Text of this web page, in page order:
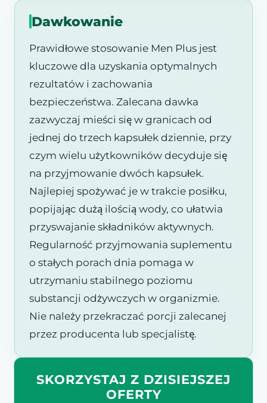
Dawkowanie
Prawidłowe stosowanie Men Plus jest
kluczowe dla uzyskania optymalnych
rezultatów i zachowania
bezpieczeństwa. Zalecana dawka
zazwyczaj mieści się w granicach od
jednej do trzech kapsułek dziennie, przy
czym wielu użytkowników decyduje się
na przyjmowanie dwóch kapsułek.
Najlepiej spożywać je w trakcie posiłku,
popijając dużą ilością wody, co ułatwia
przyswajanie składników aktywnych.
Regularność przyjmowania suplementu
o stałych porach dnia pomaga w
utrzymaniu stabilnego poziomu
substancji odżywczych w organizmie.
Nie należy przekraczać porcji zalecanej
przez producenta lub specjalistę.
SKORZYSTAJ Z DZISIEJSZEJ
OFERTY